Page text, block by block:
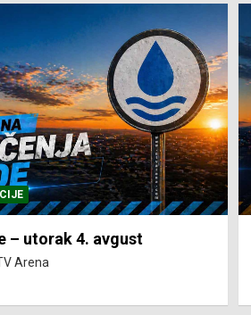
– utorak 4. avgust
Arena